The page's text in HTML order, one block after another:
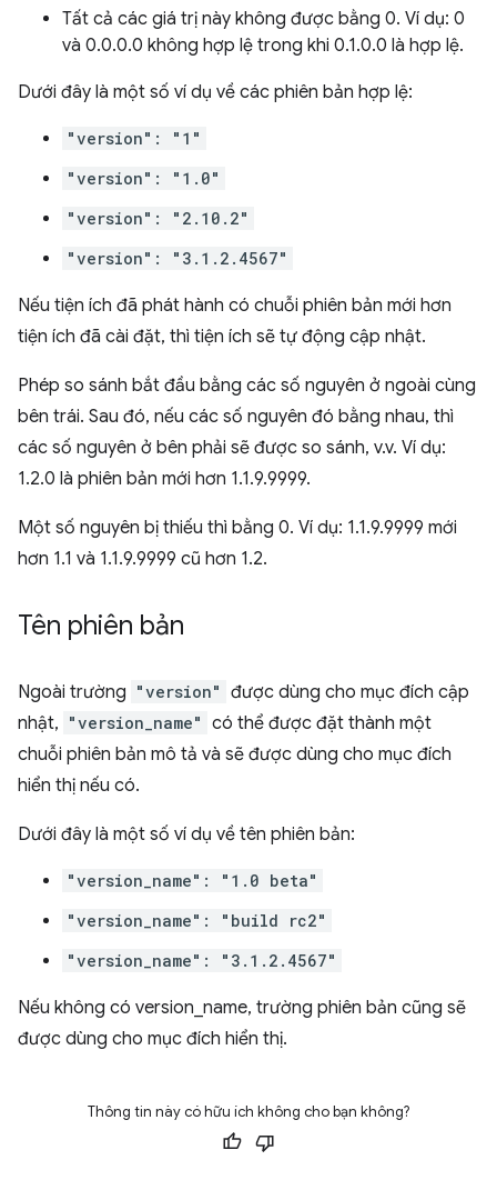
Tất cả các giá trị này không được bằng 0. Ví dụ: 0
và 0.0.0.0 không hợp lệ trong khi 0.1.0.0 là hợp lệ.
Dưới đây là một số ví dụ về các phiên bản hợp lệ:
"version": "1"
"version": "1.0"
"version": "2.10.2"
"version": "3.1.2.4567"
Nếu tiện ích đã phát hành có chuỗi phiên bản mới hơn
tiện ích đã cài đặt, thì tiện ích sẽ tự động cập nhật.
Phép so sánh bắt đầu bằng các số nguyên ở ngoài cùng
bên trái. Sau đó, nếu các số nguyên đó bằng nhau, thì
các số nguyên ở bên phải sẽ được so sánh, v.v. Ví dụ:
1.2.0 là phiên bản mới hơn 1.1.9.9999.
Một số nguyên bị thiếu thì bằng 0. Ví dụ: 1.1.9.9999 mới
hơn 1.1 và 1.1.9.9999 cũ hơn 1.2.
Tên phiên bản
Ngoài trường "version" được dùng cho mục đích cập
nhật, "version_name" có thể được đặt thành một
chuỗi phiên bản mô tả và sẽ được dùng cho mục đích
hiển thị nếu có.
Dưới đây là một số ví dụ về tên phiên bản:
"version_name": "1.0 beta"
"version_name": "build rc2"
"version_name": "3.1.2.4567"
Nếu không có version_name, trường phiên bản cũng sẽ
được dùng cho mục đích hiển thị.
Thông tin này có hữu ích không cho bạn không?